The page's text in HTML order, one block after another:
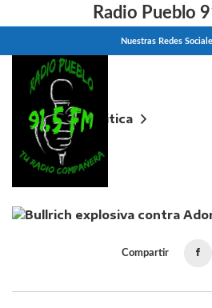
Radio Pueblo
Nuestras Redes
Home
Politica
Bullrich explosiva contra
estaba sucio, no sé por qué lo
Compartir